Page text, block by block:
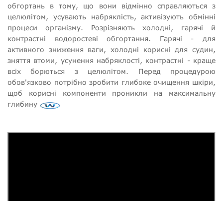
обгортань в тому, що вони відмінно справляються з
целюлітом, усувають набряклість, активізують обмінні
процеси організму. Розрізняють холодні, гарячі й
контрастні водоростеві обгортання. Гарячі - для
активного зниження ваги, холодні корисні для судин,
зняття втоми, усунення набряклості, контрастні - краще
всіх борються з целюлітом. Перед процедурою
обов'язково потрібно зробити глибоке очищення шкіри,
щоб корисні компоненти проникли на максимальну
глибину